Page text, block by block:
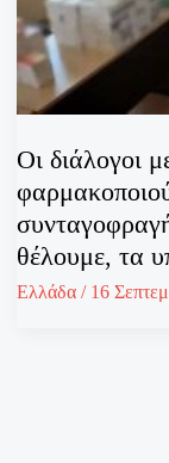
Οι διάλογοι
θέλουμε, τα
Ελλάδα / 16